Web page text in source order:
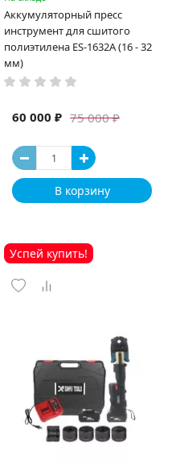
Аккумуляторный пресс
инструмент для сшитого
полиэтилена ES-1632A (16 - 32
мм)
75 000 ₽
60 000 ₽
В корзину
Успей купить!